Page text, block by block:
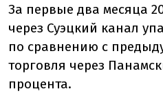
За первые два месяца
через Суэцкий канал
по сравнению с
торговля через
процента.